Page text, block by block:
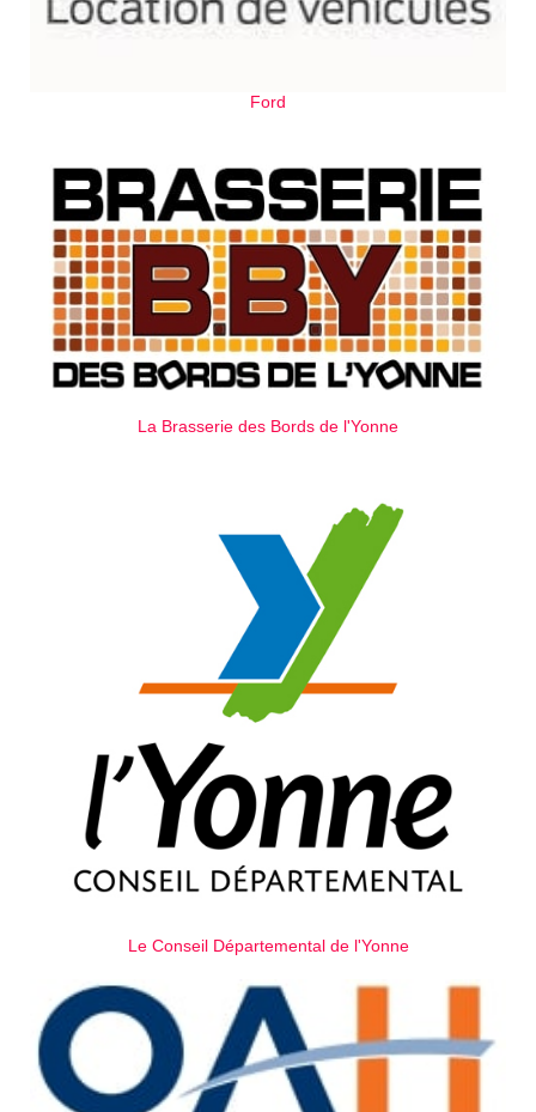
Ford
La Brasserie des Bords de l'Yonne
Le Conseil Départemental de l'Yonne